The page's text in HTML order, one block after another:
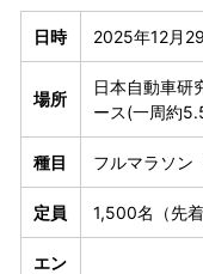
日時 2025年12月
場所
日本自動車
ース(一周約
種目 フルマラソン
定員 1,500名（先着
エン